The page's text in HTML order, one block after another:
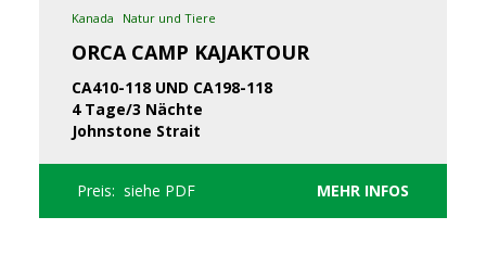
Kanada Natur und Tiere
ORCA CAMP KAJAKTOUR
CA410-118 UND CA198-118
4 Tage/3 Nächte
Johnstone Strait
Preis: siehe PDF MEHR INFOS